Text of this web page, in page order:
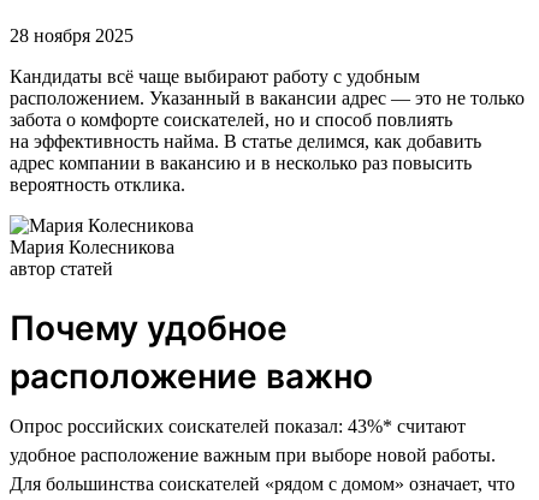
28 ноября 2025
Кандидаты всё чаще выбирают работу с удобным
расположением. Указанный в вакансии адрес — это не только
забота о комфорте соискателей, но и способ повлиять
на эффективность найма. В статье делимся, как добавить
адрес компании в вакансию и в несколько раз повысить
вероятность отклика.
Мария Колесникова
автор статей
Почему удобное
расположение важно
Опрос российских соискателей показал: 43%* считают
удобное расположение важным при выборе новой работы.
Для большинства соискателей «рядом с домом» означает, что